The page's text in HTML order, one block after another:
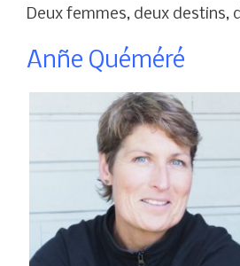
Deux femmes, deux destins,
Anñe Quéméré